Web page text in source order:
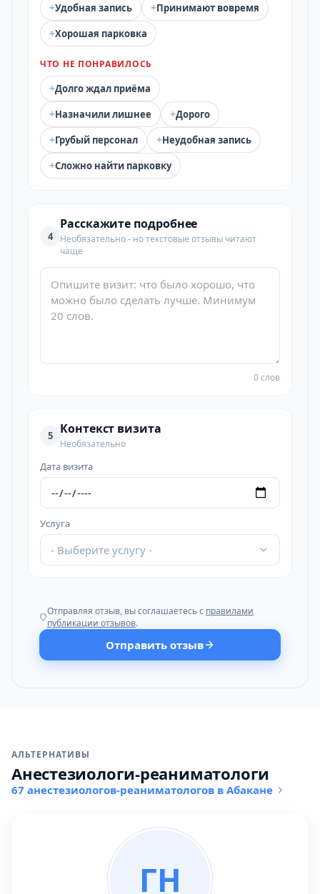
+Удобная запись +Принимают вовремя
+Хорошая парковка
ЧТО НЕ ПОНРАВИЛОСЬ
+Долго ждал приёма
+Назначили лишнее +Дорого
+Грубый персонал +Неудобная запись
+Сложно найти парковку
4
Расскажите подробнее
Необязательно - но текстовые отзывы читают
чаще
0 слов
5 Контекст визита
Необязательно
Дата визита
Услуга
- Выберите услугу -
Отправляя отзыв, вы соглашаетесь с правилами
публикации отзывов.
Отправить отзыв
АЛЬТЕРНАТИВЫ
Анестезиологи-реаниматологи
67 анестезиологов-реаниматологов в Абакане
ГН